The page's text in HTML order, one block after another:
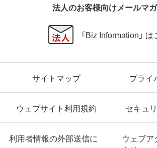
法人のお客様向けメールマ
「Biz Information」
サイトマップ プライ
ウェブサイト利用規約 セキュ
利用者情報の外部送信に
ウェブア